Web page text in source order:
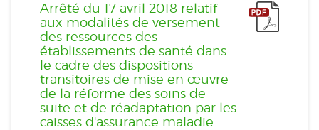
Arrêté du 17 avril 2018 relatif
aux modalités de versement
des ressources des
établissements de santé dans
le cadre des dispositions
transitoires de mise en œuvre
de la réforme des soins de
suite et de réadaptation par les
caisses d'assurance maladie...